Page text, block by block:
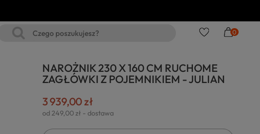
0
NAROŻNIK 230 X 160 CM RUCHOME
ZAGŁÓWKI Z POJEMNIKIEM - JULIAN
3 939,00 zł
od 249,00 zł - dostawa